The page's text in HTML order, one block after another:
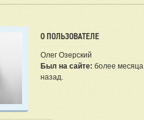
О ПОЛЬЗОВАТЕЛЕ
Олег Озерский
Был на сайте: более месяца
назад.